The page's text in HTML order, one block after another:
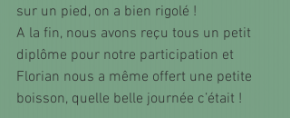
sur un pied, on a bien rigolé !
A la fin, nous avons reçu tous un petit
diplôme pour notre participation et
Florian nous a même offert une petite
boisson, quelle belle journée c’était !